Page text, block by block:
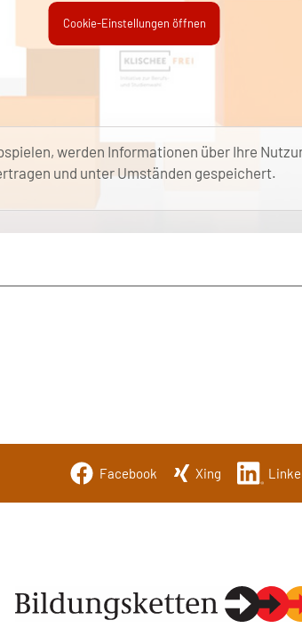
Cookie-Einstellungen öffnen
werden Informationen über Ihre
und unter Umständen gespeichert.
Facebook Xing